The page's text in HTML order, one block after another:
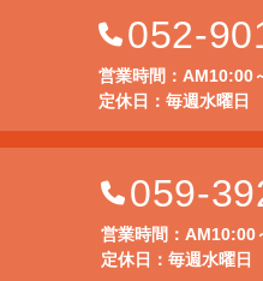
052-
営業時間：AM10:00
定休日：毎週水曜日
059-
営業時間：AM10:00
定休日：毎週水曜日